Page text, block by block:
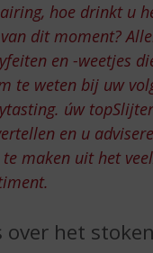
hoe drinkt u
dit moment?
en -weetjes
te weten bij uw
úw
en u
te maken uit het
over het